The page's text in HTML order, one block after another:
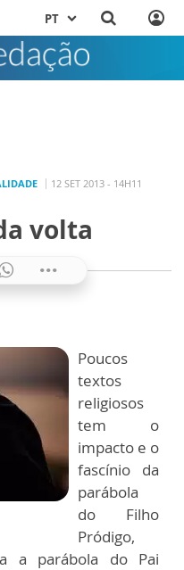
PT
12 SET 2013 - 14H11
volta
Poucos
textos
religiosos
tem o
impacto e o
fascínio da
parábola
do Filho
Pródigo,
a parábola do Pai